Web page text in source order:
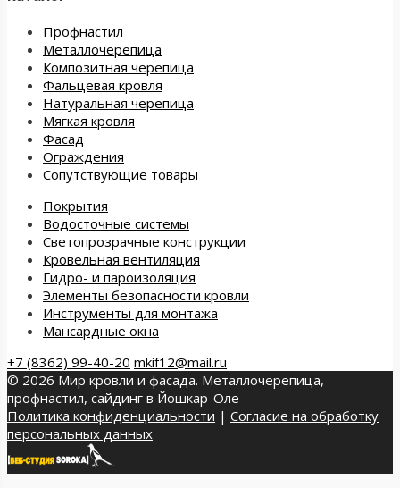
Профнастил
Металлочерепица
Композитная черепица
Фальцевая кровля
Натуральная черепица
Мягкая кровля
Фасад
Ограждения
Сопутствующие товары
Покрытия
Водосточные системы
Светопрозрачные конструкции
Кровельная вентиляция
Гидро- и пароизоляция
Элементы безопасности кровли
Инструменты для монтажа
Мансардные окна
+7 (8362) 99-40-20 mkif12@mail.ru
© 2026 Мир кровли и фасада. Металлочерепица,
профнастил, сайдинг в Йошкар-Оле
Политика конфиденциальности | Согласие на обработку
персональных данных